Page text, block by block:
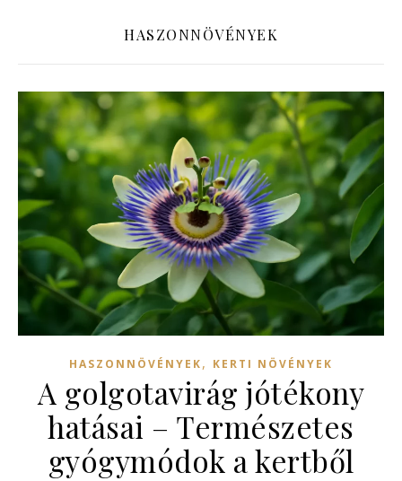
HASZONNÖVÉNYEK
HASZONNÖVÉNYEK, KERTI NÖVÉNYEK
A golgotavirág jótékony
hatásai – Természetes
gyógymódok a kertből